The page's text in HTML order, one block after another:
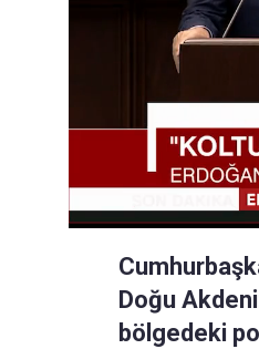
Doğu
bölgedeki